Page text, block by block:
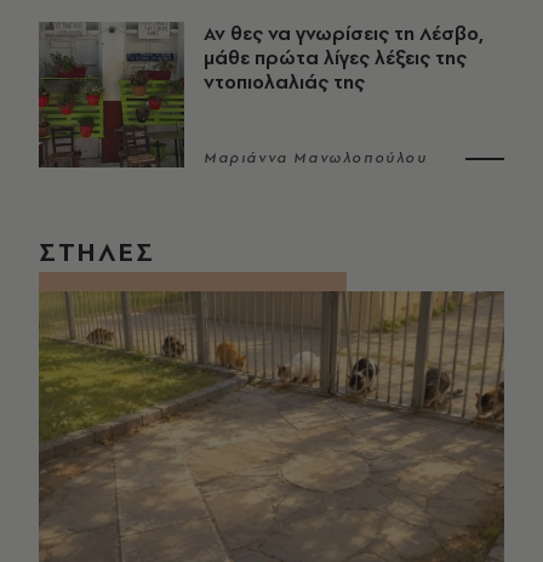
Αν θες να γνωρίσεις τη Λέσβο,
μάθε πρώτα λίγες λέξεις της
ντοπιολαλιάς της
Μαριάννα Μανωλοπούλου
ΣΤΗΛΕΣ